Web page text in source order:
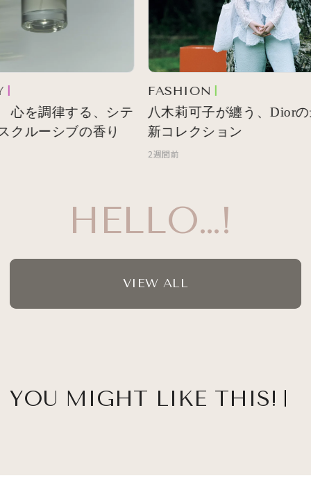
HELLO…!
を調律する、シテ
ルーシブの香り
FASHION
八木莉可子が纏う、Diorの
新コレクション
2週間前
VIEW ALL
YOU MIGHT LIKE THIS!